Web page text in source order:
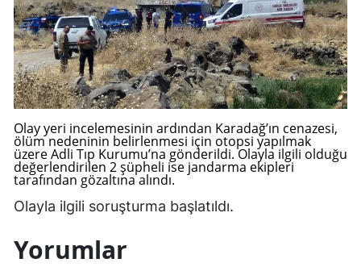
Rize
Sakarya
Samsun
Siirt
Sinop
Olay yeri incelemesinin ardından Karadağ’ın cenazesi,
ölüm nedeninin belirlenmesi için otopsi yapılmak
üzere Adli Tıp Kurumu’na gönderildi. Olayla ilgili olduğu
değerlendirilen 2 şüpheli ise jandarma ekipleri
tarafından gözaltına alındı.
Olayla ilgili soruşturma başlatıldı.
Yorumlar